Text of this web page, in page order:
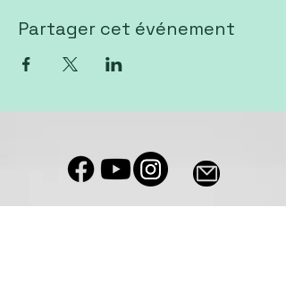
Partager cet événement